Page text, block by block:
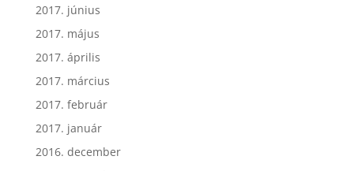
2017. június
2017. május
2017. április
2017. március
2017. február
2017. január
2016. december